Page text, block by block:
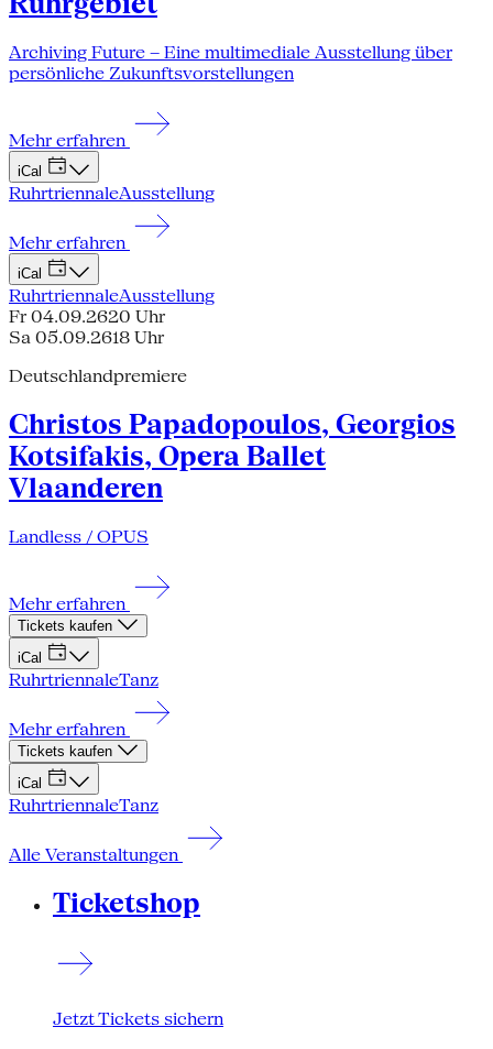
Archiving Future – Eine multimediale Ausstellung über
persönliche Zukunftsvorstellungen
Mehr erfahren
iCal
RuhrtriennaleAusstellung
Mehr erfahren
iCal
RuhrtriennaleAusstellung
Fr 04.09.2620 Uhr
Sa 05.09.2618 Uhr
Deutschlandpremiere
Christos Papadopoulos, Georgios
Kotsifakis, Opera Ballet
Vlaanderen
Landless / OPUS
Mehr erfahren
Tickets kaufen
iCal
RuhrtriennaleTanz
Mehr erfahren
Tickets kaufen
iCal
RuhrtriennaleTanz
Alle Veranstaltungen
Ticketshop
Jetzt Tickets sichern